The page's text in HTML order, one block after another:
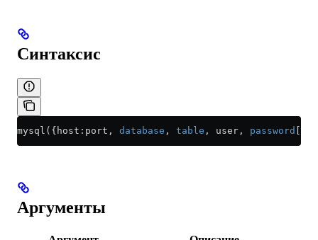
Синтаксис
mysql({host:port, database , table , user, password
Аргументы